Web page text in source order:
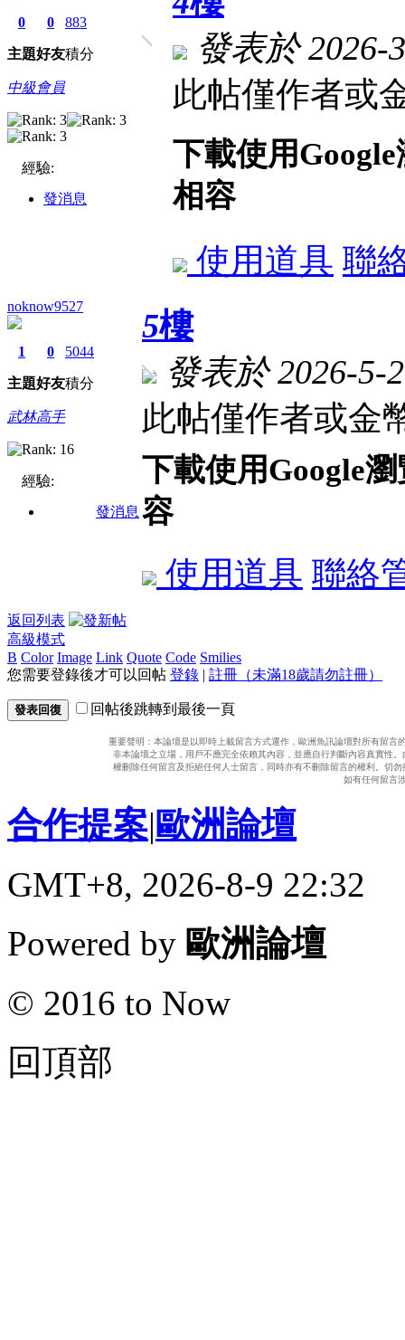
0
主題
0
好友
883
積分
中級會員
經驗:
發消息
發表於 2026-
此帖僅作者或
下載使用
相容
使用道具 聯
noknow9527
1
主題
0
好友
5044
積分
武林高手
經驗:
發消息
5樓
發表於 2026-5-
此帖僅作者或金
下載使用Google
容
使用道具 聯絡
返回列表
高級模式
B Color Image Link Quote Code Smilies
您需要登錄後才可以回帖 登錄 | 註冊（未滿18歲請勿註冊）
發表回復 回帖後跳轉到最後一頁
重要聲明：本論壇是以即時上載留言方式運作，歐洲魚訊論壇對所有留
非本論壇之立場，用戶不應完全依賴其內容，並應自行判斷內容真實性
權刪除任何留言及拒絕任何人士留言，同時亦有不刪除留言的權利。切
如有任何留言
合作提案|歐洲論壇
GMT+8, 2026-8-9 22:32
Powered by 歐洲論壇
© 2016 to Now
回頂部